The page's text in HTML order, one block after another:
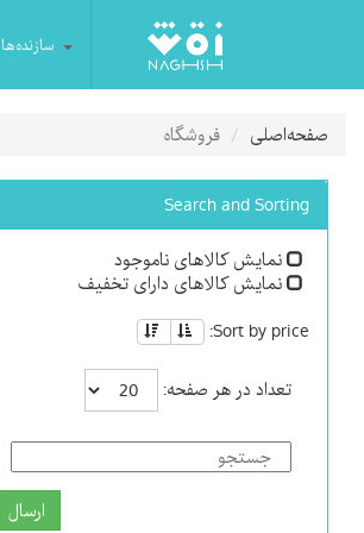
سازنده‌ها
صفحه‌اصلی فروشگاه
Search and Sorting
نمایش کالاهای ناموجود
نمایش کالاهای دارای تخفیف
Sort by price:
تعداد در هر صفحه:
ارسال